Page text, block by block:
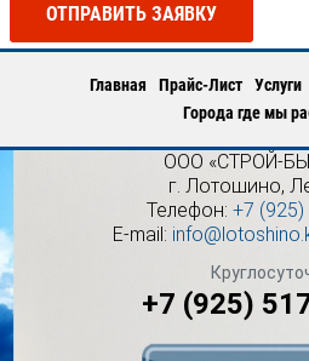
ОТПРАВИТЬ ЗАЯВКУ
Главная Прайс-Лист Услуги
Города где мы
ООО «СТРОЙ-
г. Лотошино,
Телефон: +7
E-mail:
+7 (925)